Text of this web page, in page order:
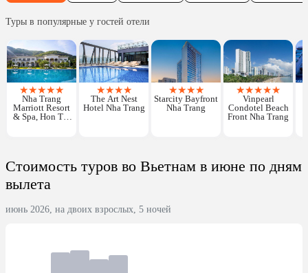
Туры в популярные у гостей отели
★★★★★
Nha Trang
Marriott Resort
& Spa, Hon Tre
★★★★
The Art Nest
Hotel Nha Trang
★★★★
Starcity Bayfront
Nha Trang
★★★★★
Vinpearl
Condotel Beach
Front Nha Trang
Стоимость туров во Вьетнам в июне по дням
вылета
июнь 2026, на двоих взрослых, 5 ночей